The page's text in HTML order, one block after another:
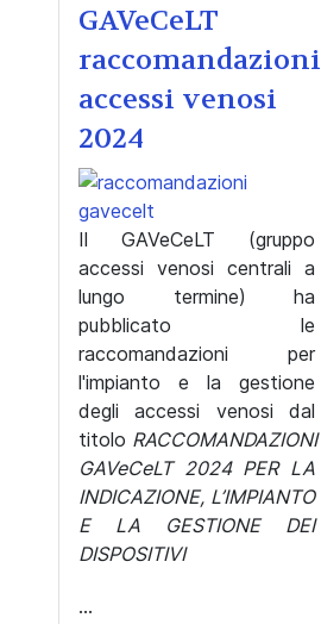
GAVeCeLT
raccomandazioni
accessi venosi
2024
Il GAVeCeLT (gruppo
accessi venosi centrali a
lungo termine) ha
pubblicato le
raccomandazioni per
l'impianto e la gestione
degli accessi venosi dal
titolo RACCOMANDAZIONI
GAVeCeLT 2024 PER LA
INDICAZIONE, L’IMPIANTO
E LA GESTIONE DEI
DISPOSITIVI
...